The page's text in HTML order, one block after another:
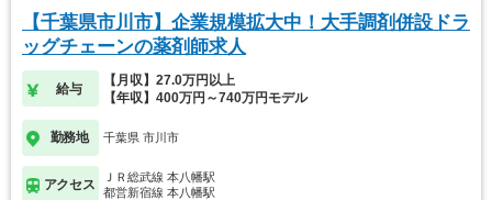
【千葉県市川市】企業規模拡大中！大手調剤併設ドラ
ッグチェーンの薬剤師求人
給与
【月収】27.0万円以上
【年収】400万円～740万円モデル
勤務地 千葉県 市川市
アクセス
ＪＲ総武線 本八幡駅
都営新宿線 本八幡駅